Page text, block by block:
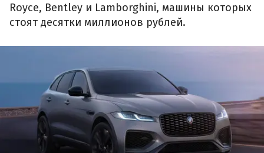
Royce, Bentley и Lamborghini, машины которых
стоят десятки миллионов рублей.